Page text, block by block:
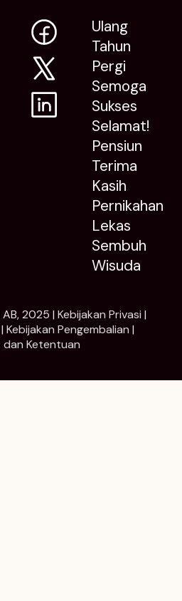
Ulang
Tahun
Pergi
Semoga
Sukses
Selamat!
Pensiun
Terima
Kasih
Pernikahan
Lekas
Sembuh
Wisuda
2025 | Kebijakan Privasi |
| Kebijakan Pengembalian |
Ketentuan